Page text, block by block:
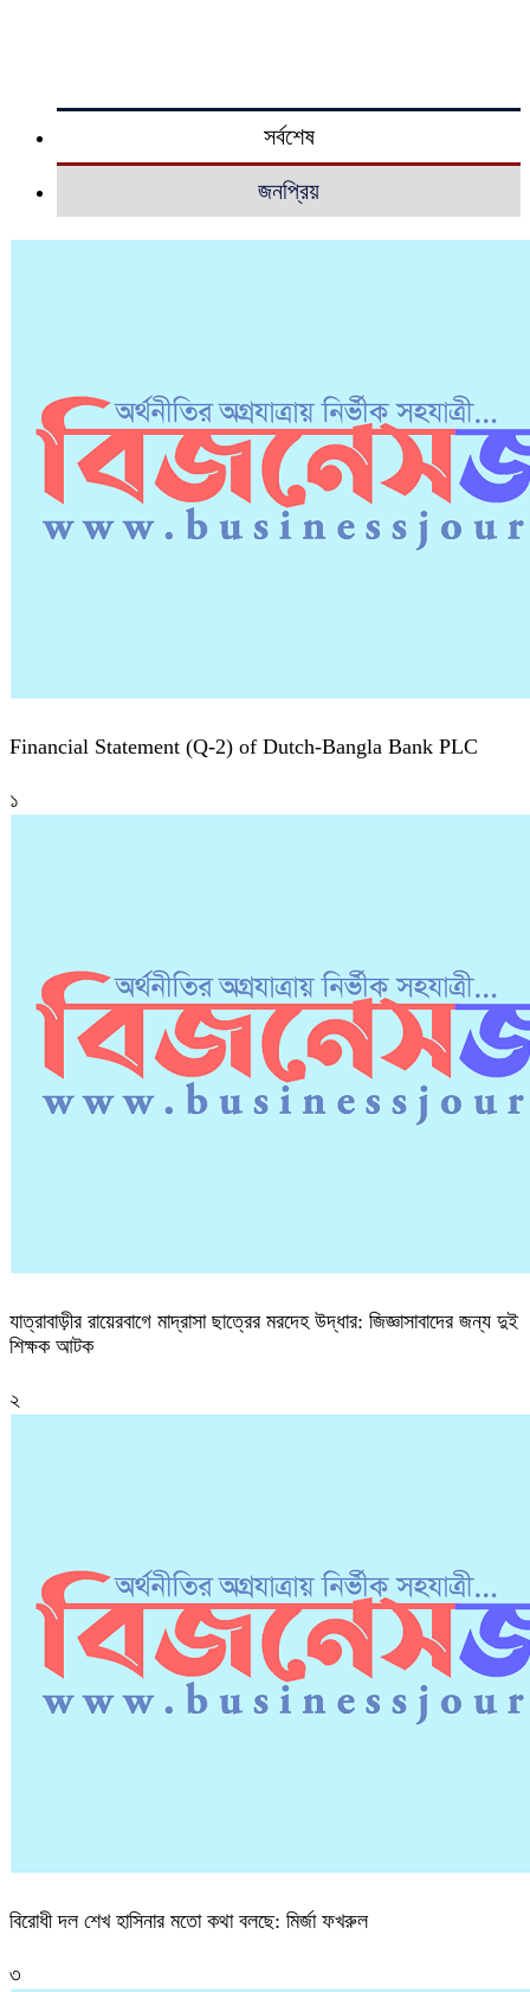
সর্বশেষ
জনপ্রিয়
Financial Statement (Q-2) of Dutch-Bangla Bank PLC
১
যাত্রাবাড়ীর রায়েরবাগে মাদ্রাসা ছাত্রের মরদেহ উদ্ধার: জিজ্ঞাসাবাদের জন্য দুই
শিক্ষক আটক
২
বিরোধী দল শেখ হাসিনার মতো কথা বলছে: মির্জা ফখরুল
৩